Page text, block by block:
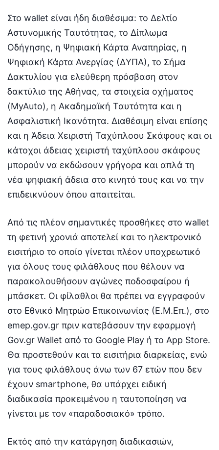
Στο wallet είναι ήδη διαθέσιμα: το Δελτίο
Αστυνομικής Ταυτότητας, το Δίπλωμα
Οδήγησης, η Ψηφιακή Κάρτα Αναπηρίας, η
Ψηφιακή Κάρτα Ανεργίας (ΔΥΠΑ), το Σήμα
Δακτυλίου για ελεύθερη πρόσβαση στον
δακτύλιο της Αθήνας, τα στοιχεία οχήματος
(MyAuto), η Ακαδημαϊκή Ταυτότητα και η
Ασφαλιστική Ικανότητα. Διαθέσιμη είναι επίσης
και η Άδεια Χειριστή Ταχύπλοου Σκάφους και οι
κάτοχοι άδειας χειριστή ταχύπλοου σκάφους
μπορούν να εκδώσουν γρήγορα και απλά τη
νέα ψηφιακή άδεια στο κινητό τους και να την
επιδεικνύουν όπου απαιτείται.
Από τις πλέον σημαντικές προσθήκες στο wallet
τη φετινή χρονιά αποτελεί και το ηλεκτρονικό
εισιτήριο το οποίο γίνεται πλέον υποχρεωτικό
για όλους τους φιλάθλους που θέλουν να
παρακολουθήσουν αγώνες ποδοσφαίρου ή
μπάσκετ. Οι φίλαθλοι θα πρέπει να εγγραφούν
στο Εθνικό Μητρώο Επικοινωνίας (Ε.Μ.Επ.), στο
emep.gov.gr πριν κατεβάσουν την εφαρμογή
Gov.gr Wallet από το Google Play ή το App Store.
Θα προστεθούν και τα εισιτήρια διαρκείας, ενώ
για τους φιλάθλους άνω των 67 ετών που δεν
έχουν smartphone, θα υπάρχει ειδική
διαδικασία προκειμένου η ταυτοποίηση να
γίνεται με τον «παραδοσιακό» τρόπο.
Εκτός από την κατάργηση διαδικασιών,